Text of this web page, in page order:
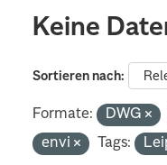
Keine
Sortieren nach
Formate: DWG
envi
Tags: